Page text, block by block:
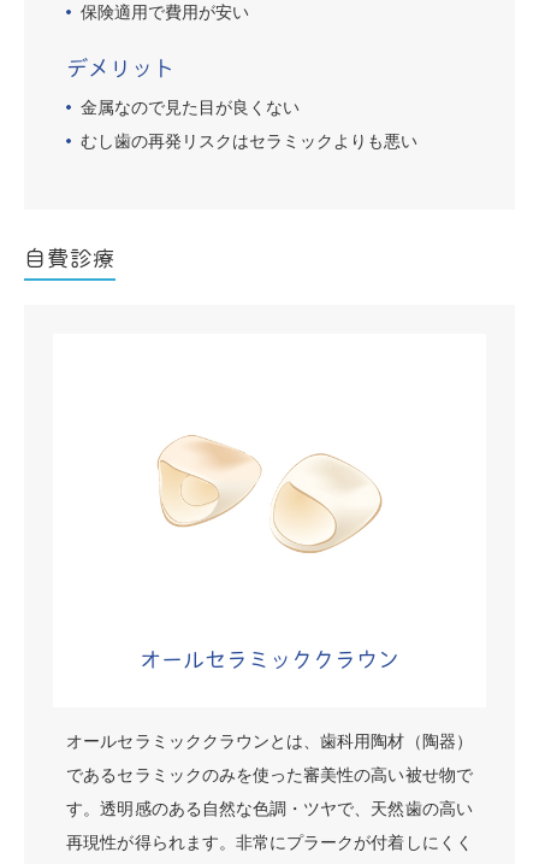
保険適用で費用が安い
デメリット
金属なので見た目が良くない
むし歯の再発リスクはセラミックよりも悪い
自費診療
オールセラミッククラウン
オールセラミッククラウンとは、歯科用陶材（陶器）
であるセラミックのみを使った審美性の高い被せ物で
す。透明感のある自然な色調・ツヤで、天然歯の高い
再現性が得られます。非常にプラークが付着しにくく